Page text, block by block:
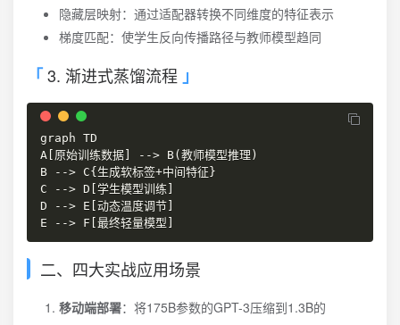
隐藏层映射：通过适配器转换不同维度的特征表示
梯度匹配：使学生反向传播路径与教师模型趋同
3. 渐进式蒸馏流程
graph TD
A[原始训练数据] --> B(教师模型推理)
B --> C{生成软标签+中间特征}
C --> D[学生模型训练]
D --> E[动态温度调节]
E --> F[最终轻量模型]
二、四大实战应用场景
移动端部署：将175B参数的GPT-3压缩到1.3B的